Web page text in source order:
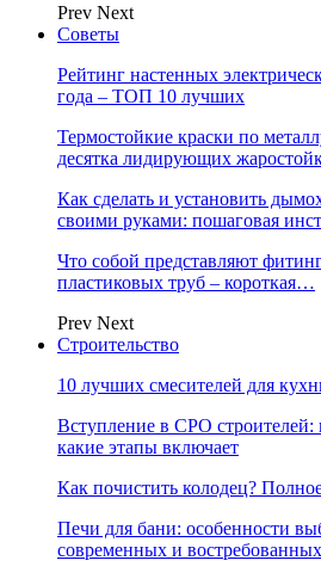
Prev Next
Советы
Рейтинг настенных
года – ТОП 10 лучших
Термостойкие краски по
десятка лидирующих
Как сделать и установить
своими руками: пошаговая
Что собой представляют
пластиковых труб – короткая…
Prev Next
Строительство
10 лучших смесителей для
Вступление в СРО строителей:
какие этапы включает
Как почистить колодец?
Печи для бани: особенности
современных и